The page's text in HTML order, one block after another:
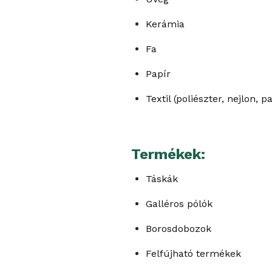
Kerámia
Fa
Papír
Textil (poliészter, nejlon,
Termékek:
Táskák
Galléros pólók
Borosdobozok
Felfújható termékek